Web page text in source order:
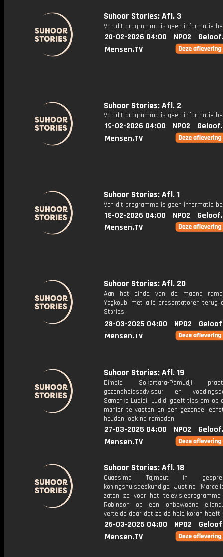
Suhoor Stories: Afl. 3
Van dit programma is geen informatie
20-02-2026 04:00 NPO2
Mensen.TV
Suhoor Stories: Afl. 2
Van dit programma is geen informatie
19-02-2026 04:00 NPO2
Mensen.TV
Suhoor Stories: Afl. 1
Van dit programma is geen informatie
18-02-2026 04:00 NPO2
Mensen.TV
Suhoor Stories: Afl. 20
Aan het einde van de maand
Yagkoubi met alle presentatoren terug
Stories.
28-03-2025 04:00 NPO2
Mensen.TV
Suhoor Stories: Afl. 19
Dimple Sokartara-Pamudji
gezondheidsadviseur en
Samefko Ludidi. Ludidi geeft tips om op
manier te vasten en een gezonde
houden, ook na ramadan.
27-03-2025 04:00 NPO2
Mensen.TV
Suhoor Stories: Afl. 18
Ouassima Tajmout in
koningshuisdeskundige Justine
zaten ze voor het televisieprogramma
Robinson op een onbewoond
vertelde daar dat ze de hele koran heeft
26-03-2025 04:00 NPO2
Mensen.TV